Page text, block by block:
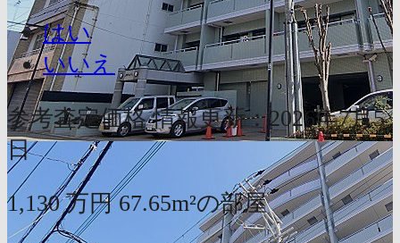
はい
いいえ
参考査定価格 情報更新：2026年7月5
日
1,130 万円 67.65m²の部屋